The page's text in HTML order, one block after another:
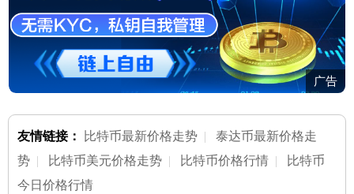
广告
友情链接： 比特币最新价格走势 |泰达币最新价格走
势 | 比特币美元价格走势 | 比特币价格行情 | 比特币
今日价格行情